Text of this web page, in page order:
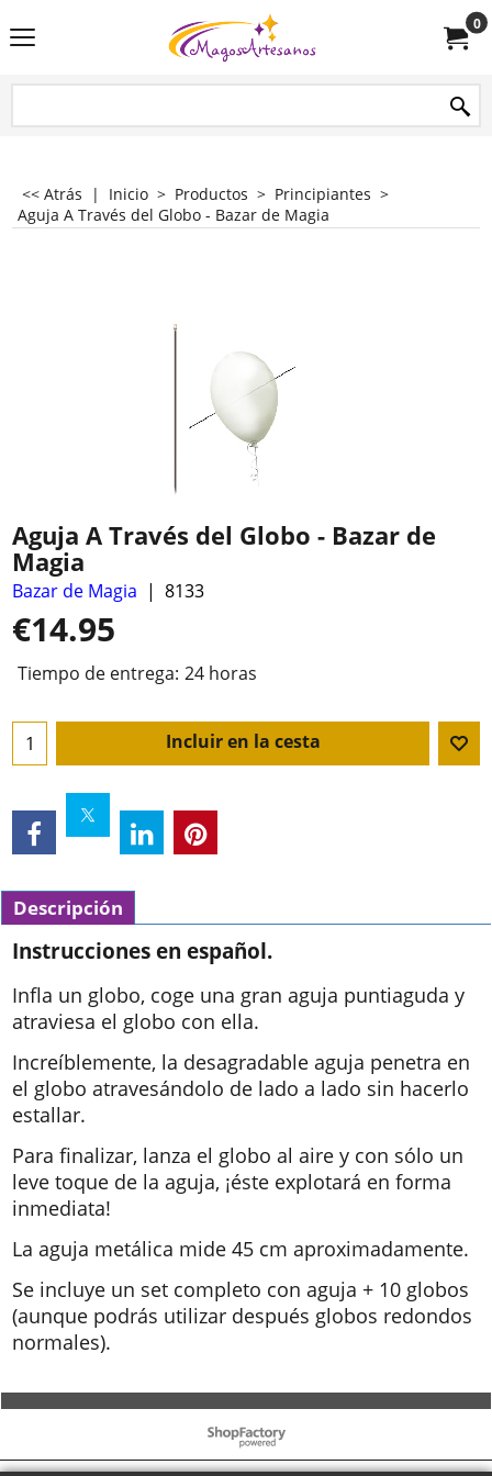
0
<< Atrás | Inicio > Productos > Principiantes >
Aguja A Través del Globo - Bazar de Magia
Aguja A Través del Globo - Bazar de
Magia
Bazar de Magia 8133
€14.95
Tiempo de entrega: 24 horas
Incluir en la cesta
Descripción
Instrucciones en español.
Infla un globo, coge una gran aguja puntiaguda y
atraviesa el globo con ella.
Increíblemente, la desagradable aguja penetra en
el globo atravesándolo de lado a lado sin hacerlo
estallar.
Para finalizar, lanza el globo al aire y con sólo un
leve toque de la aguja, ¡éste explotará en forma
inmediata!
La aguja metálica mide 45 cm aproximadamente.
Se incluye un set completo con aguja + 10 globos
(aunque podrás utilizar después globos redondos
normales).
To create online store ShopFactory eCommerce software was used.